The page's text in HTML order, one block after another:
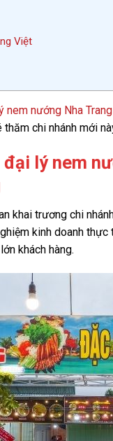
Việt
nem nướng Nha
thăm chi nhánh mới
lý nem
khai trương chi
kinh doanh
khách hàng.